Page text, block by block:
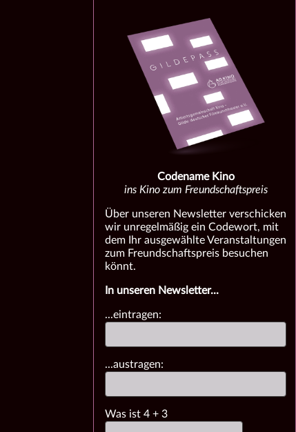
Codename Kino
ins Kino zum Freundschaftspreis
Über unseren Newsletter verschicken
wir unregelmäßig ein Codewort, mit
dem Ihr ausgewählte Veranstaltungen
zum Freundschaftspreis besuchen
könnt.
In unseren Newsletter...
...eintragen:
...austragen:
Was ist4 + 3